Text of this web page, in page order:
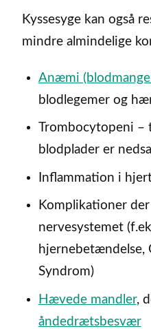
Kyssesyge kan også
mindre almindelige
Anæmi
blodlegemer og
Trombocytopeni –
blodplader er
Inflammation i
Komplikationer
nervesystemet
hjernebetændelse,
Syndrom)
Hævede mandler,
åndedrætsbesvær